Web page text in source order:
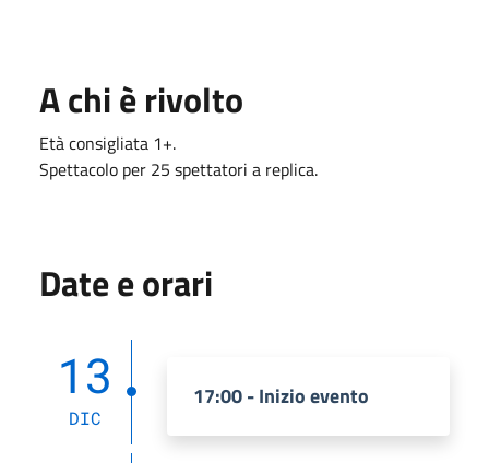
A chi è rivolto
Età consigliata 1+.
Spettacolo per 25 spettatori a replica.
Date e orari
13
DIC
17:00 - Inizio evento